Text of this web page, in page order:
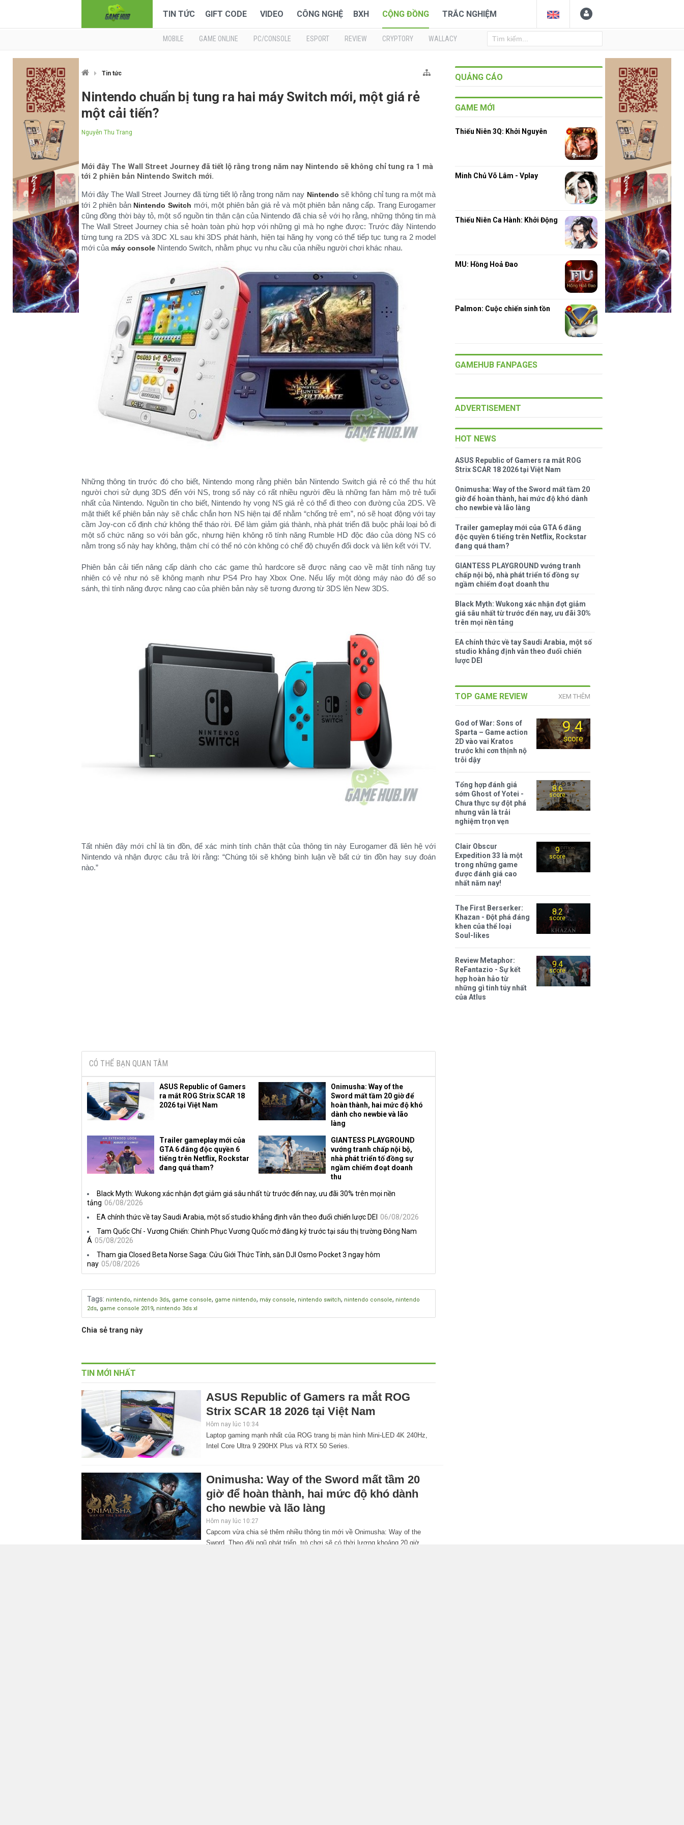
TIN TỨC GIFT CODE VIDEO CÔNG NGHỆ BXH CỘNG ĐỒNG TRẮC NGHIỆM
MOBILE GAME ONLINE PC/CONSOLE ESPORT REVIEW CRYPTORY WALLACY
Tin tức
Nintendo chuẩn bị tung ra hai máy Switch mới, một giá rẻ
một cải tiến?
Nguyễn Thu Trang
Mới đây The Wall Street Journey đã tiết lộ rằng trong năm nay Nintendo sẽ không chỉ tung ra 1 mà
tới 2 phiên bản Nintendo Switch mới.
Mới đây The Wall Street Journey đã từng tiết lộ rằng trong năm nay Nintendo sẽ không chỉ tung ra một mà
tới 2 phiên bản Nintendo Switch mới, một phiên bản giá rẻ và một phiên bản nâng cấp. Trang Eurogamer
cũng đồng thời bày tỏ, một số nguồn tin thân cận của Nintendo đã chia sẻ với họ rằng, những thông tin mà
The Wall Street Journey chia sẻ hoàn toàn phù hợp với những gì mà họ nghe được: Trước đây Nintendo
từng tung ra 2DS và 3DC XL sau khi 3DS phát hành, hiện tại hãng hy vọng có thể tiếp tục tung ra 2 model
mới của máy console Nintendo Switch, nhằm phục vụ nhu cầu của nhiều người chơi khác nhau.​
Những thông tin trước đó cho biết, Nintendo mong rằng phiên bản Nintendo Switch giá rẻ có thể thu hút
người chơi sử dụng 3DS đến với NS, trong số này có rất nhiều người đều là những fan hâm mộ trẻ tuổi
nhất của Nintendo. Nguồn tin cho biết, Nintendo hy vọng NS giá rẻ có thể đi theo con đường của 2DS. Về
mặt thiết kế phiên bản này sẽ chắc chắn hơn NS hiện tại để nhằm “chống trẻ em”, nó sẽ hoạt động với tay
cầm Joy-con cố định chứ không thể tháo rời. Để làm giảm giá thành, nhà phát triển đã buộc phải loại bỏ đi
một số chức năng so với bản gốc, nhưng hiện không rõ tính năng Rumble HD độc đáo của dòng NS có
nằm trong số này hay không, thậm chí có thể nó còn không có chế độ chuyển đổi dock và liên kết với TV.
Phiên bản cải tiến nâng cấp dành cho các game thủ hardcore sẽ được nâng cao về mặt tính năng tuy
nhiên có vẻ như nó sẽ không mạnh như PS4 Pro hay Xbox One. Nếu lấy một dòng máy nào đó để so
sánh, thì tính năng được nâng cao của phiên bản này sẽ tương đương từ 3DS lên New 3DS.​
Tất nhiên đây mới chỉ là tin đồn, để xác minh tính chân thật của thông tin này Eurogamer đã liên hệ với
Nintendo và nhận được câu trả lời rằng: “Chúng tôi sẽ không bình luận về bất cứ tin đồn hay suy đoán
nào.”​
CÓ THỂ BẠN QUAN TÂM
ASUS Republic of Gamers
ra mắt ROG Strix SCAR 18
2026 tại Việt Nam
Onimusha: Way of the
Sword mất tầm 20 giờ để
hoàn thành, hai mức độ khó
dành cho newbie và lão
làng
Trailer gameplay mới của
GTA 6 đăng độc quyền 6
tiếng trên Netflix, Rockstar
đang quá tham?
GIANTESS PLAYGROUND
vướng tranh chấp nội bộ,
nhà phát triển tố đồng sự
ngầm chiếm đoạt doanh
thu
Black Myth: Wukong xác nhận đợt giảm giá sâu nhất từ trước đến nay, ưu đãi 30% trên mọi nền
tảng 06/08/2026
EA chính thức về tay Saudi Arabia, một số studio khẳng định vẫn theo đuổi chiến lược DEI
06/08/2026
Tam Quốc Chí - Vương Chiến: Chinh Phục Vương Quốc mở đăng ký trước tại sáu thị trường Đông Nam
Á 05/08/2026
Tham gia Closed Beta Norse Saga: Cửu Giới Thức Tỉnh, săn DJI Osmo Pocket 3 ngay hôm
nay 05/08/2026
Tags: nintendo, nintendo 3ds, game console, game nintendo, máy console, nintendo switch, nintendo console, nintendo
2ds, game console 2019, nintendo 3ds xl
Chia sẻ trang này
TIN MỚI NHẤT
ASUS Republic of Gamers ra mắt ROG
Strix SCAR 18 2026 tại Việt Nam
Hôm nay lúc 10:34
Laptop gaming mạnh nhất của ROG trang bị màn hình Mini-LED 4K 240Hz,
Intel Core Ultra 9 290HX Plus và RTX 50 Series.
Onimusha: Way of the Sword mất tầm 20
giờ để hoàn thành, hai mức độ khó dành
cho newbie và lão làng
Hôm nay lúc 10:27
Capcom vừa chia sẻ thêm nhiều thông tin mới về Onimusha: Way of the
Sword. Theo đội ngũ phát triển, trò chơi sẽ có thời lượng khoảng 20 giờ,
QUẢNG CÁO
GAME MỚI
Thiếu Niên 3Q: Khởi Nguyên
Minh Chủ Võ Lâm - Vplay
Thiếu Niên Ca Hành: Khởi Động
MU: Hồng Hoả Đao
Palmon: Cuộc chiến sinh tồn
GAMEHUB FANPAGES
ADVERTISEMENT
HOT NEWS
ASUS Republic of Gamers ra mắt ROG
Strix SCAR 18 2026 tại Việt Nam
Onimusha: Way of the Sword mất tầm 20
giờ để hoàn thành, hai mức độ khó dành
cho newbie và lão làng
Trailer gameplay mới của GTA 6 đăng
độc quyền 6 tiếng trên Netflix, Rockstar
đang quá tham?
GIANTESS PLAYGROUND vướng tranh
chấp nội bộ, nhà phát triển tố đồng sự
ngầm chiếm đoạt doanh thu
Black Myth: Wukong xác nhận đợt giảm
giá sâu nhất từ trước đến nay, ưu đãi 30%
trên mọi nền tảng
EA chính thức về tay Saudi Arabia, một số
studio khẳng định vẫn theo đuổi chiến
lược DEI
TOP GAME REVIEW XEM THÊM
9.4
score
God of War: Sons of
Sparta – Game action
2D vào vai Kratos
trước khi cơn thịnh nộ
trỗi dậy
8.6
score
Tổng hợp đánh giá
sớm Ghost of Yotei -
Chưa thực sự đột phá
nhưng vẫn là trải
nghiệm trọn vẹn
9
score
Clair Obscur
Expedition 33 là một
trong những game
được đánh giá cao
nhất năm nay!
8.2
score
The First Berserker:
Khazan - Đột phá đáng
khen của thể loại
Soul-likes
9.4
score
Review Metaphor:
ReFantazio - Sự kết
hợp hoàn hảo từ
những gì tinh túy nhất
của Atlus